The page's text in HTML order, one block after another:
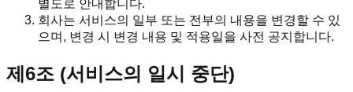
별도로 안내합니다.
회사는 서비스의 일부 또는 전부의 내용을 변경할 수 있
으며, 변경 시 변경 내용 및 적용일을 사전 공지합니다.
제6조 (서비스의 일시 중단)